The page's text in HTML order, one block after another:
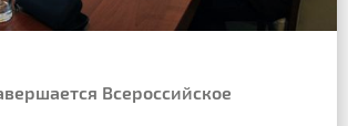
Всероссийское